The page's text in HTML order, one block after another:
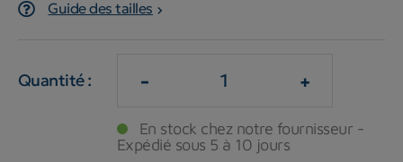
Guide des tailles
Quantité : - +
En stock chez notre fournisseur -
Expédié sous 5 à 10 jours